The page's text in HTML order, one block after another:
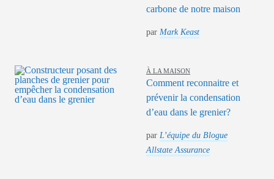
carbone de notre maison
par Mark Keast
À LA MAISON
Comment reconnaitre et
prévenir la condensation
d’eau dans le grenier?
par L’équipe du Blogue
Allstate Assurance